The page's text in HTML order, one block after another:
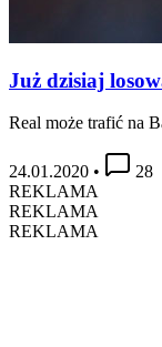
Już dzisiaj
Real może trafić na
24.01.2020 •
28
REKLAMA
REKLAMA
REKLAMA